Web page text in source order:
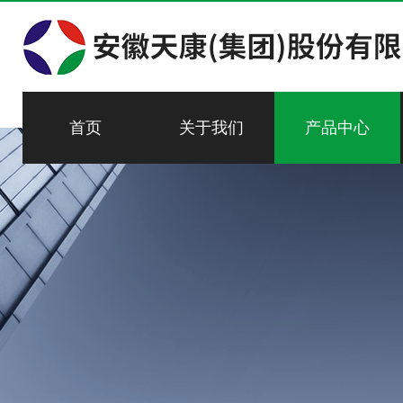
首页 关于我们 产品中心